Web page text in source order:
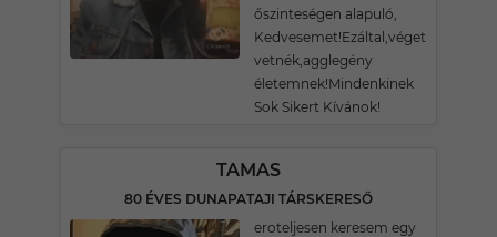
őszinteségen alapuló,
Kedvesemet!Ezáltal,véget
vetnék,agglegény
életemnek!Mindenkinek
Sok Sikert Kívánok!
TAMAS
80 ÉVES DUNAPATAJI TÁRSKERESŐ
eroteljesen keresem egy